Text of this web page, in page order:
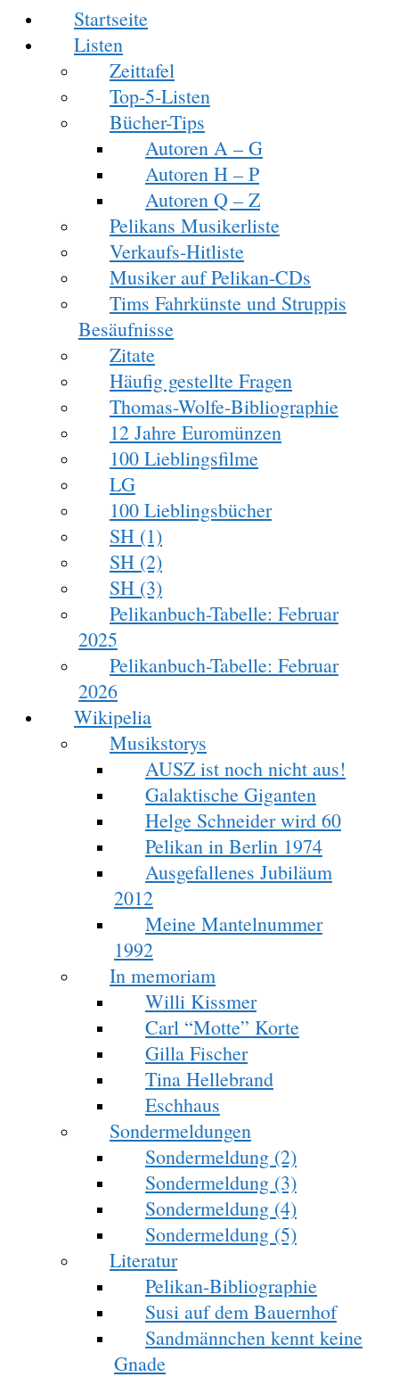
Startseite
Listen
Zeittafel
Top-5-Listen
Bücher-Tips
Autoren A – G
Autoren H – P
Autoren Q – Z
Pelikans Musikerliste
Verkaufs-Hitliste
Musiker auf Pelikan-CDs
Tims Fahrkünste und Struppis
Besäufnisse
Zitate
Häufig gestellte Fragen
Thomas-Wolfe-Bibliographie
12 Jahre Euromünzen
100 Lieblingsfilme
LG
100 Lieblingsbücher
SH (1)
SH (2)
SH (3)
Pelikanbuch-Tabelle: Februar
2025
Pelikanbuch-Tabelle: Februar
2026
Wikipelia
Musikstorys
AUSZ ist noch nicht aus!
Galaktische Giganten
Helge Schneider wird 60
Pelikan in Berlin 1974
Ausgefallenes Jubiläum
2012
Meine Mantelnummer
1992
In memoriam
Willi Kissmer
Carl “Motte” Korte
Gilla Fischer
Tina Hellebrand
Eschhaus
Sondermeldungen
Sondermeldung (2)
Sondermeldung (3)
Sondermeldung (4)
Sondermeldung (5)
Literatur
Pelikan-Bibliographie
Susi auf dem Bauernhof
Sandmännchen kennt keine
Gnade